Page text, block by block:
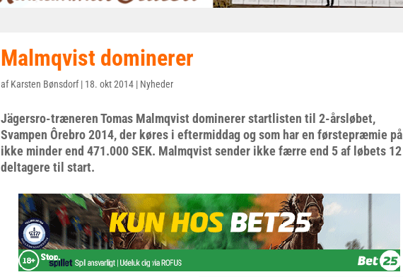
Malmqvist dominerer
afKarsten Bønsdorf| 18. okt 2014 | Nyheder
Jägersro-træneren Tomas Malmqvist dominerer startlisten til 2-årsløbet,
Svampen Ôrebro 2014, der køres i eftermiddag og som har en førstepræmie på
ikke minder end 471.000 SEK. Malmqvist sender ikke færre end 5 af løbets 12
deltagere til start.